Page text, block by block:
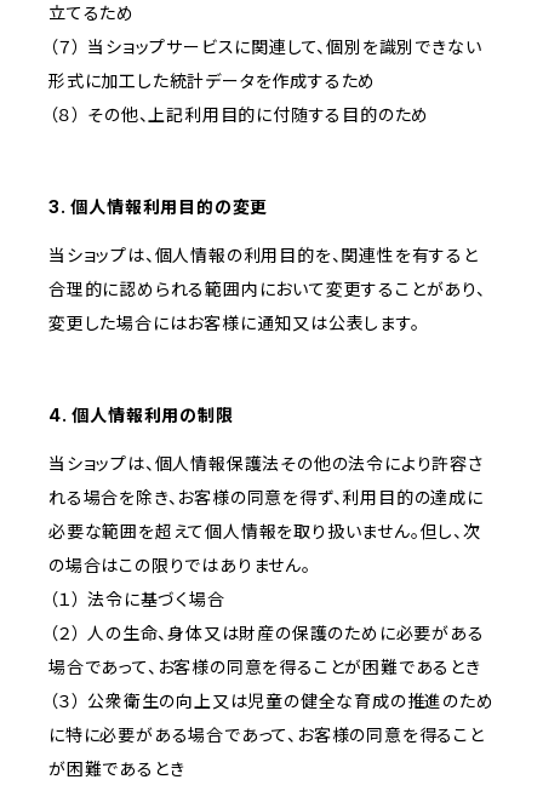
立てるため
（７） 当ショップサービスに関連して、個別を識別できない
形式に加工した統計データを作成するため
（８） その他、上記利用目的に付随する目的のため
3. 個人情報利用目的の変更
当ショップは、個人情報の利用目的を、関連性を有すると
合理的に認められる範囲内において変更することがあり、
変更した場合にはお客様に通知又は公表します。
4. 個人情報利用の制限
当ショップは、個人情報保護法その他の法令により許容さ
れる場合を除き、お客様の同意を得ず、利用目的の達成に
必要な範囲を超えて個人情報を取り扱いません。但し、次
の場合はこの限りではありません。
（１） 法令に基づく場合
（２） 人の生命、身体又は財産の保護のために必要がある
場合であって、お客様の同意を得ることが困難であるとき
（３） 公衆衛生の向上又は児童の健全な育成の推進のため
に特に必要がある場合であって、お客様の同意を得ること
が困難であるとき